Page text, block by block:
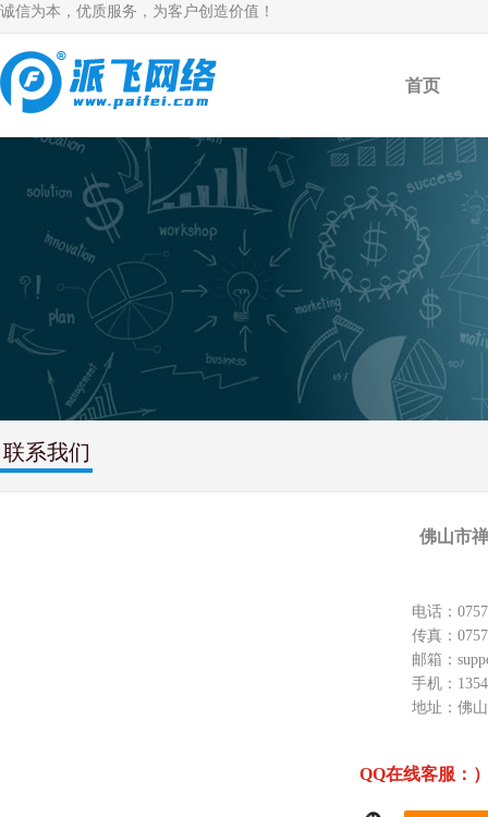
诚信为本，优质服务，为客户创造价值！
首页
联系我们
佛山市
电话：
传真：
邮箱：
手机：
地址： 佛
QQ在线客服